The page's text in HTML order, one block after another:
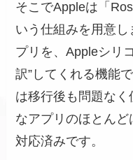
そこでAppleは「
いう仕組みを用意
プリを、Appleシリ
訳”してくれる機能
は移行後も問題な
なアプリのほとん
対応済みです。